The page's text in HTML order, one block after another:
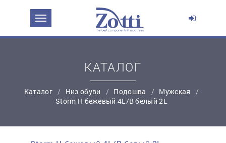
КАТАЛОГ
Каталог Низ обуви Подошва
Мужская
Storm Н бежевый 4L/В белый 2L
ЗАДАТЬ ВОПРОС О ПРОДУКТЕ
Эл. почта: *
Контактный телефон:*